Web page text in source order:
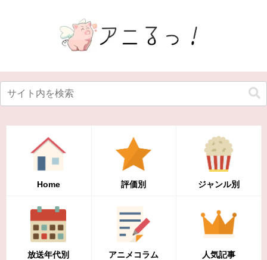
Home 評価別 ジャンル別
放送年代別 アニメコラム 人気記事